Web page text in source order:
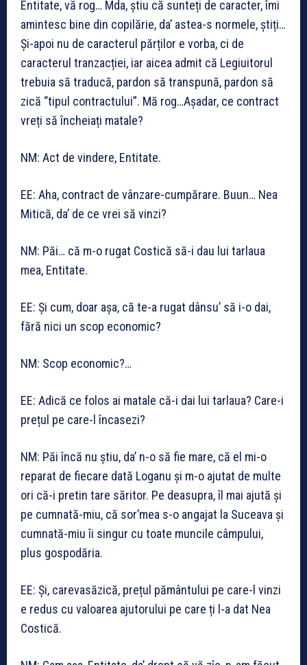
Entitate, vă rog… Mda, știu că sunteți de caracter, îmi
amintesc bine din copilărie, da’ astea-s normele, știți…
Și-apoi nu de caracterul părților e vorba, ci de
caracterul tranzacției, iar aicea admit că Legiuitorul
trebuia să traducă, pardon să transpună, pardon să
zică “tipul contractului”. Mă rog…Așadar, ce contract
vreți să încheiați matale?
NM: Act de vindere, Entitate.
EE: Aha, contract de vânzare-cumpărare. Buun… Nea
Mitică, da’ de ce vrei să vinzi?
NM: Păi… că m-o rugat Costică să-i dau lui tarlaua
mea, Entitate.
EE: Și cum, doar așa, că te-a rugat dânsu’ să i-o dai,
fără nici un scop economic?
NM: Scop economic?…
EE: Adică ce folos ai matale că-i dai lui tarlaua? Care-i
prețul pe care-l încasezi?
NM: Păi încă nu știu, da’ n-o să fie mare, că el mi-o
reparat de fiecare dată Loganu și m-o ajutat de multe
ori că-i pretin tare săritor. Pe deasupra, îl mai ajută și
pe cumnată-miu, că sor’mea s-o angajat la Suceava și
cumnată-miu îi singur cu toate muncile câmpului,
plus gospodăria.
EE: Și, carevasăzică, prețul pământului pe care-l vinzi
e redus cu valoarea ajutorului pe care ți l-a dat Nea
Costică.